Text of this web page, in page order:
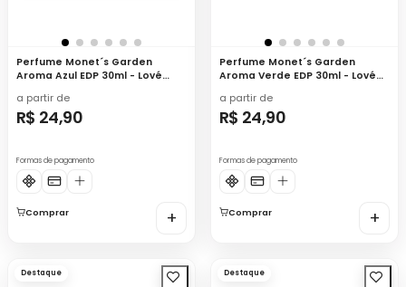
Perfume Monet´s Garden
Aroma Azul EDP 30ml - Lové
a partir de
R$ 24,90
Formas de pagamento
Comprar +
Perfume Monet´s Garden
Aroma Verde EDP 30ml - Lové
a partir de
R$ 24,90
Formas de pagamento
Comprar +
Destaque Destaque